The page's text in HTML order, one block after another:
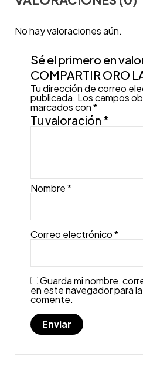
No hay valoraciones aún.
Sé el primero en
COMPARTIR ORO
Tu dirección de correo
publicada. Los campos
marcados con*
Tu valoración *
Nombre*
Correo electrónico*
Guarda mi nombre,
en este navegador para
comente.